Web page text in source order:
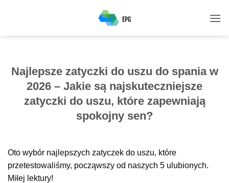
Najlepsze zatyczki do uszu do spania w
2026 – Jakie są najskuteczniejsze
zatyczki do uszu, które zapewniają
spokojny sen?
Oto wybór najlepszych zatyczek do uszu, które
przetestowaliśmy, począwszy od naszych 5 ulubionych.
Miłej lektury!